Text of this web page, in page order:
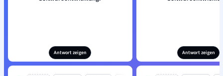
Antwort zeigen Antwort zeigen